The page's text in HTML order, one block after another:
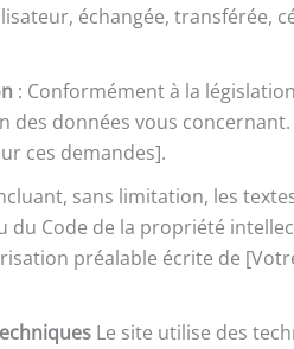
échangée, transférée,
: Conformément à la
données vous concernant.
ces demandes].
sans limitation, les
Code de la propriété
préalable écrite de
Le site utilise des